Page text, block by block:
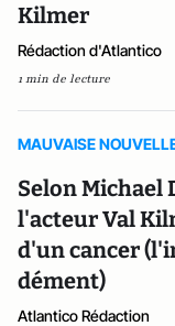
Kilmer
Rédaction d'Atlantico
1 min de lecture
MAUVAISE
Selon Michael
l'acteur Val
d'un cancer
dément)
Atlantico Rédaction